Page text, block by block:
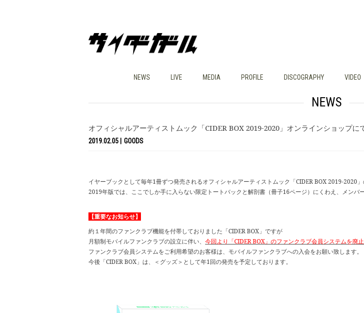
NEWS LIVE MEDIA PROFILE DISCOGRAPHY VIDEO
NEWS
オフィシャルアーティストムック「CIDER BOX 2019-2020」オンラインショップに
2019.02.05 GOODS
イヤーブックとして毎年1冊ずつ発売されるオフィシャルアーティストムック「CIDER BOX 2019-2020
2019年版では、ここでしか手に入らない限定トートバックと解剖書（冊子16ページ）にくわえ、メンバ
【重要なお知らせ】
約１年間のファンクラブ機能を付帯しておりました「CIDER BOX」ですが
月額制モバイルファンクラブの設立に伴い、 今回より「CIDER BOX」のファンクラブ会員システムを廃
ファンクラブ会員システムをご利用希望のお客様は、モバイルファンクラブへの入会をお願い致します。
今後「CIDER BOX」は、＜グッズ＞として年1回の発売を予定しております。